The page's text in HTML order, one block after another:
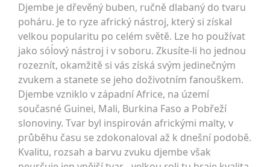
Djembe je dřevěný buben, ručně dlabaný do tvaru
poháru. Je to ryze africký nástroj, který si získal
velkou popularitu po celém světě. Lze ho používat
jako sóĺový nástroj i v soboru. Zkusíte-li ho jednou
rozeznít, okamžitě si vás získá svým jedinečným
zvukem a stanete se jeho doživotním fanouškem.
Djembe vzniklo v západní Africe, na území
současné Guinei, Mali, Burkina Faso a Pobřeží
slonoviny. Tvar byl inspirován africkými malty, v
průběhu času se zdokonaloval až k dnešní podobě.
Kvalitu, rozsah a barvu zvuku djembe však